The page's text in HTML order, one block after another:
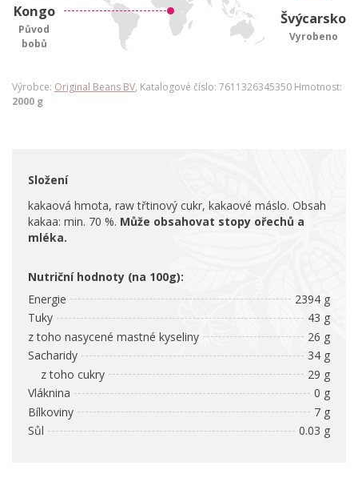
Kongo
Původ
bobů
Švýcarsko
Vyrobeno
Výrobce: Original Beans BV, Katalogové číslo: 7611326345350 Hmotnost:
2000 g
Složení
kakaová hmota, raw třtinový cukr, kakaové máslo. Obsah
kakaa: min. 70 %. Může obsahovat stopy ořechů a
mléka.
Nutriční hodnoty (na 100g):
Energie
2394 g
Tuky
43 g
z toho nasycené mastné kyseliny
26 g
Sacharidy
34 g
z toho cukry
29 g
Vláknina
0 g
Bílkoviny
7 g
Sůl
0.03 g